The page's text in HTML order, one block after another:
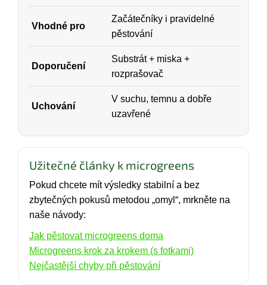
Vhodné pro
Začátečníky i pravidelné
pěstování
Doporučení
Substrát + miska +
rozprašovač
Uchování
V suchu, temnu a dobře
uzavřené
Užitečné články k microgreens
Pokud chcete mít výsledky stabilní a bez
zbytečných pokusů metodou „omyl“, mrkněte na
naše návody:
Jak pěstovat microgreens doma
Microgreens krok za krokem (s fotkami)
Nejčastější chyby při pěstování